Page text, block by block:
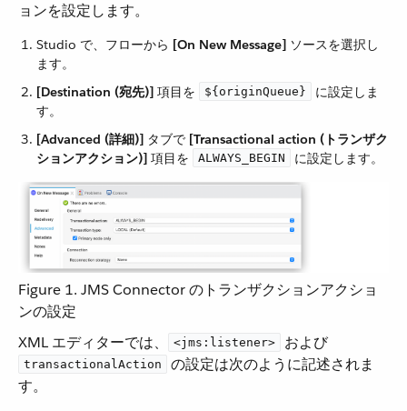
ョンを設定します。
Studio で、フローから ​ [On New Message] ​ ソースを選択し
ます。
[Destination (宛先)] ​ 項目を ​ ${originQueue}
​ に設定しま
す。
[Advanced (詳細)] ​ タブで ​ [Transactional action (トランザク
ションアクション)] ​ 項目を ​ ALWAYS_BEGIN ​ に設定します。
Figure 1. JMS Connector のトランザクションアクショ
ンの設定
XML エディターでは、​
<jms:listener> ​ および ​
transactionalAction
​ の設定は次のように記述されま
す。